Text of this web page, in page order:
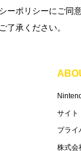
ーポリシーにご同
了承ください。
サイト
プライ
株式会